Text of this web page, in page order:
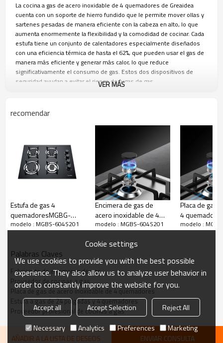
La cocina a gas de acero inoxidable de 4 quemadores de Greaidea
cuenta con un soporte de hierro fundido que le permite mover ollas y
sartenes pesadas de manera eficiente con la cabeza en alto, lo que
aumenta enormemente la flexibilidad y la comodidad de cocinar. Cada
estufa tiene un conjunto de calentadores especialmente diseñados
con una eficiencia térmica de hasta el 62%, que pueden usar el gas de
manera más eficiente y generar más calor, lo que reduce
significativamente el consumo de gas. Estos dos dispositivos de
seguridad ayudan a evitar el riesgo de fugas de gas.
producción eficiente. Podemos ofrecerle soluciones ODM y OEM
integrales para garantizar que su marca mantenga su posición de
liderazgo en la feroz competencia del mercado.
VER MÁS
recomendar
Estufa de gas 4
quemadoresMGBG-
604AE
modelo : MGBS-604S201
Encimera de gas de
acero inoxidable de 4
quemadores|MGBS-
modelo : MGBS-604S201
Placa de gas
4
modelo :
Palabras Claves
Fabricante de encimeras de gas
Proveedor de cocinas a gas
Placa de gas de acero inoxidable de 4 quemadores
Estufa a gas de 24 pulgadas y 4 quemadores
Proveedor profesional de cocinas a gas
AÑADIR A LA LISTA DE DESEOS ENVIAR CONSULTA
Cookie settings
We use cookies to provide you with the best possible
experience. They also allow us to analyze user behavior in
order to constantly improve the website for you.
Accept all Accept Selection
Reject All
Necessary
Analytics Preferences Marketing